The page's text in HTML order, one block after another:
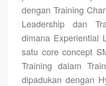
dengan Training
Leadership dan
dimana Experiential
satu core concept
Training dalam
dipadukan dengan